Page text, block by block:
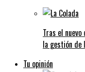
Tras el
la gestión de
Tu opinión